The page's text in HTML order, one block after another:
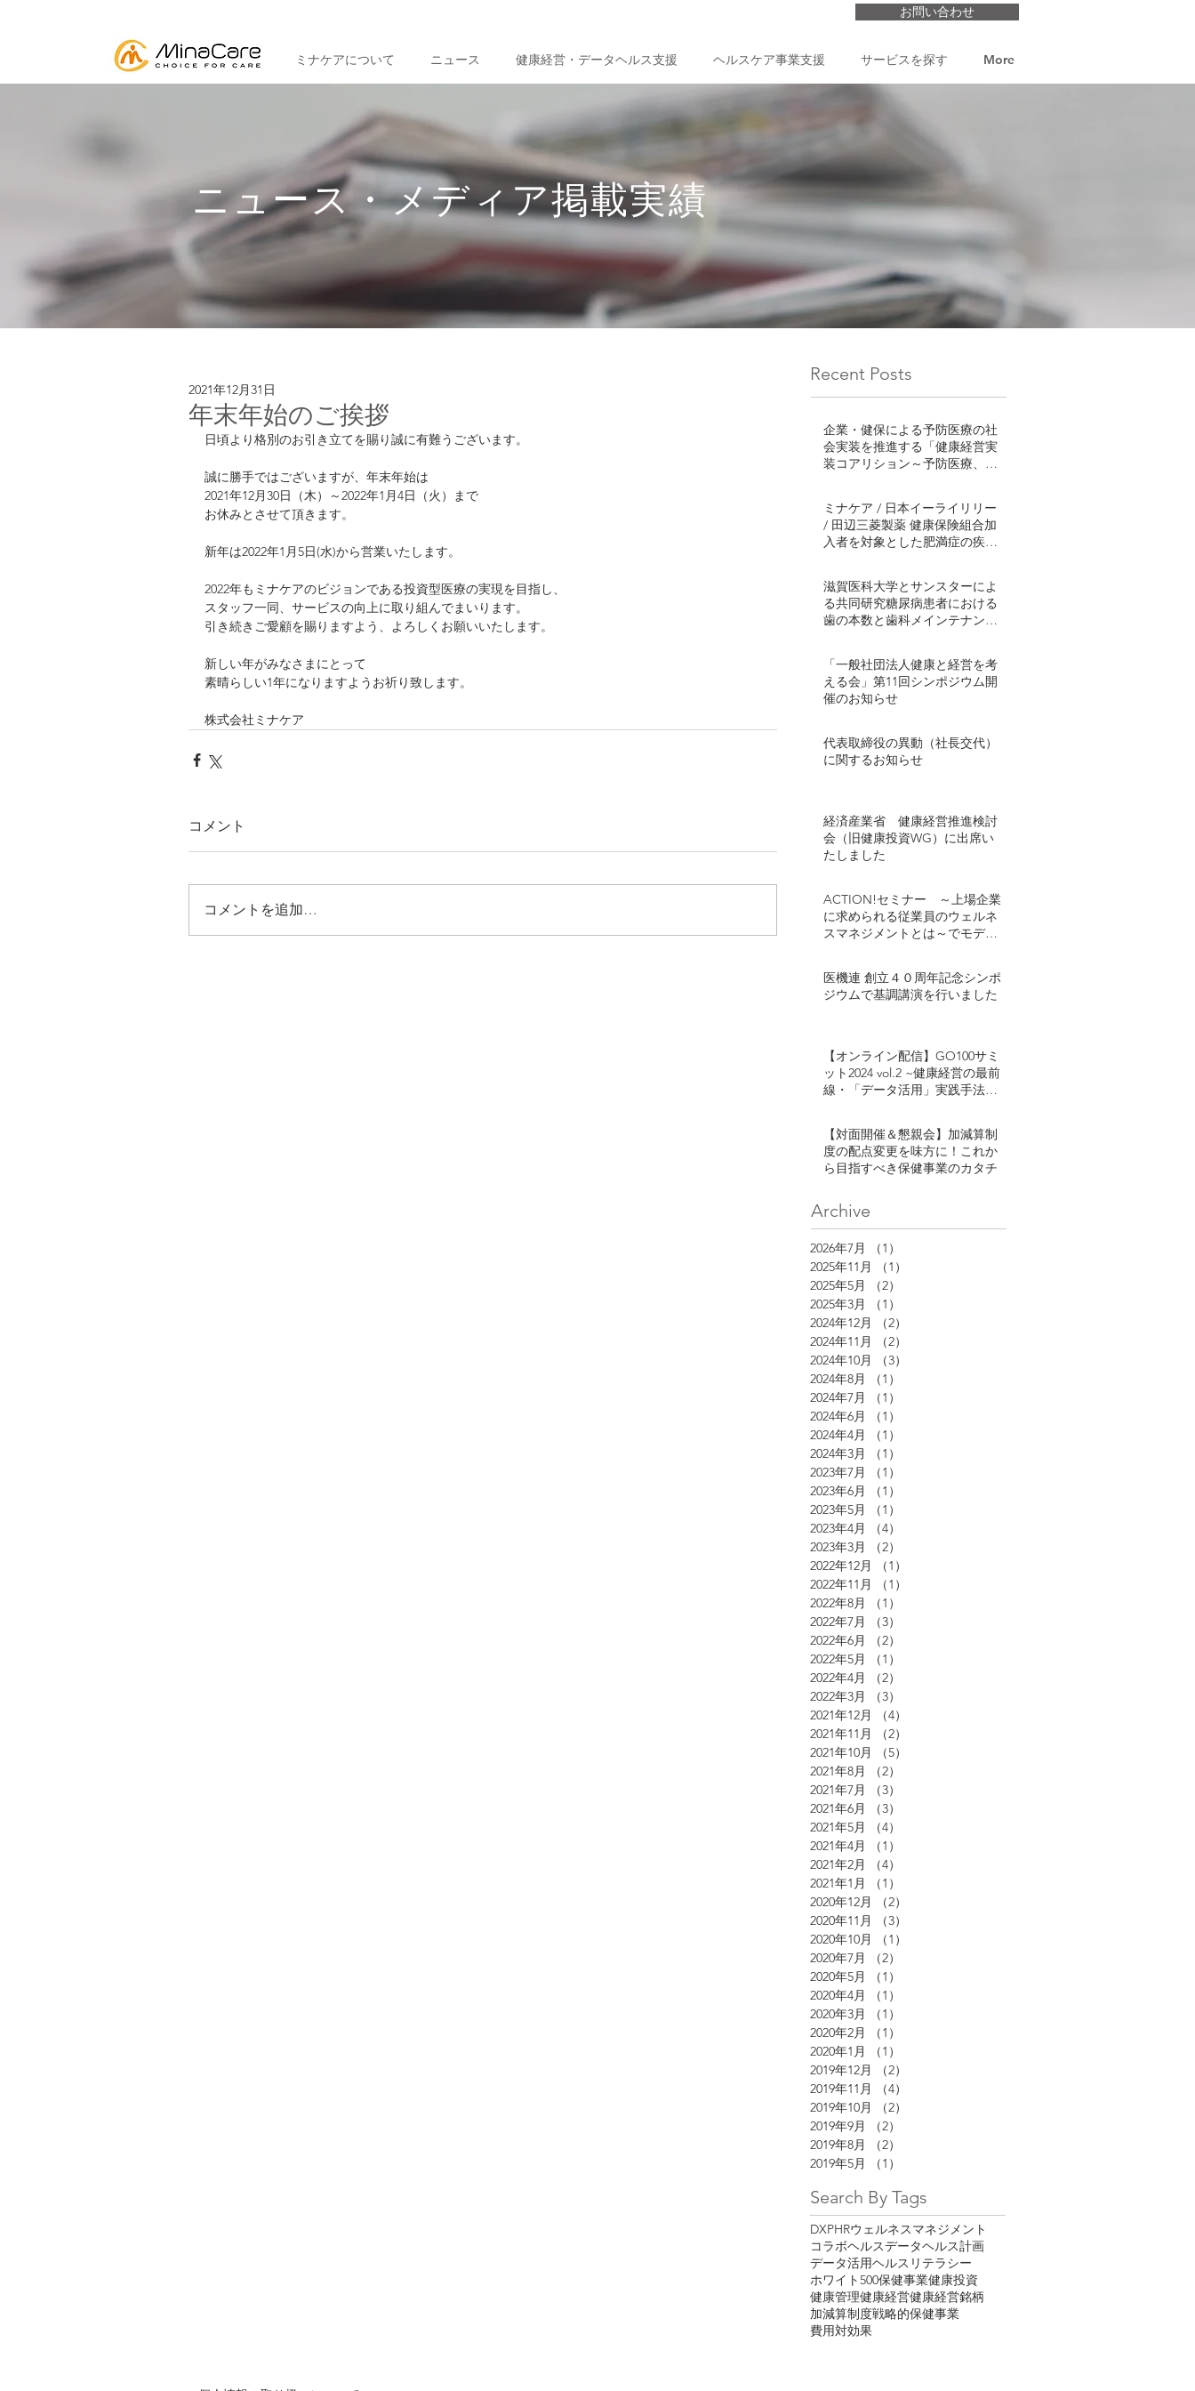
お問い合わせ
ミナケアについて ニュース 健康経営・データヘルス支援 ヘルスケア事業支援 サービスを探す More
ニュース・メディア掲載実績
年末年始のご挨拶
2021年12月31日
日頃より格別のお引き立てを賜り誠に有難うございます。
誠に勝手ではございますが、年末年始は
2021年12月30日（木）～2022年1月4日（火）まで
お休みとさせて頂きます。
新年は2022年1月5日(水)から営業いたします。
2022年もミナケアのビジョンである投資型医療の実現を目指し、
スタッフ一同、サービスの向上に取り組んでまいります。
引き続きご愛顧を賜りますよう、よろしくお願いいたします。
新しい年がみなさまにとって
素晴らしい1年になりますようお祈り致します。
株式会社ミナケア
コメント
コメントを追加…
Recent Posts
企業・健保による予防医療の社
会実装を推進する「健康経営実
装コアリション～予防医療、肥
ミナケア / 日本イーライリリー
/ 田辺三菱製薬 健康保険組合加
入者を対象とした肥満症の疾患
ラムで社会実装モデル構築を目
指す～
滋賀医科大学とサンスターによ
る共同研究糖尿病患者における
歯の本数と歯科メインテナンス
傾向 ～ミナケアの70万人分の医
療ビッグデータを用いた研究結
果を発表～
「一般社団法人健康と経営を考
える会」第11回シンポジウム開
催のお知らせ
代表取締役の異動（社長交代）
に関するお知らせ
経済産業省 健康経営推進検討
会（旧健康投資WG）に出席い
たしました
ACTION!セミナー ～上場企業
に求められる従業員のウェルネ
スマネジメントとは～でモデレ
医機連 創立４０周年記念シンポ
ジウムで基調講演を行いました
【オンライン配信】GO100サミ
ット2024 vol.2 ~健康経営の最前
線・「データ活用」実践手法~
おけるデータ活用」とは
【対面開催＆懇親会】加減算制
度の配点変更を味方に！これか
ら目指すべき保健事業のカタチ
Archive
2026年7月 （1）
2025年11月
（1）
2025年5月
（2）
2025年3月
（1）
2024年12月
（2）
2024年11月
（2）
2024年10月
（3）
2024年8月
（1）
2024年7月
（1）
2024年6月
（1）
2024年4月
（1）
2024年3月
（1）
2023年7月
（1）
2023年6月
（1）
2023年5月
（1）
2023年4月
（4）
2023年3月
（2）
2022年12月
（1）
2022年11月
（1）
2022年8月
（1）
2022年7月
（3）
2022年6月
（2）
2022年5月
（1）
2022年4月
（2）
2022年3月
（3）
2021年12月
（4）
2021年11月
（2）
2021年10月
（5）
2021年8月
（2）
2021年7月
（3）
2021年6月
（3）
2021年5月
（4）
2021年4月
（1）
2021年2月
（4）
2021年1月
（1）
2020年12月
（2）
2020年11月
（3）
2020年10月
（1）
2020年7月
（2）
2020年5月
（1）
2020年4月
（1）
2020年3月
（1）
2020年2月
（1）
2020年1月
（1）
2019年12月
（2）
2019年11月
（4）
2019年10月
（2）
2019年9月
（2）
2019年8月
（2）
2019年5月
（1）
Search By Tags
DXPHRウェルネスマネジメント
コラボヘルスデータヘルス計画
データ活用ヘルスリテラシー
ホワイト500保健事業健康投資
健康管理健康経営健康経営銘柄
加減算制度戦略的保健事業
費用対効果